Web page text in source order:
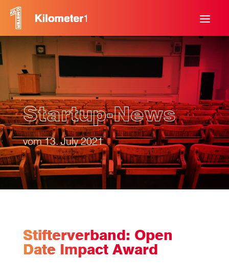
Startup-News
vom 13. July 2021
Stifterverband: Open
Date Impact Award